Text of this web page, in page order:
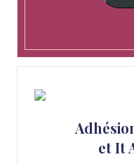
et It